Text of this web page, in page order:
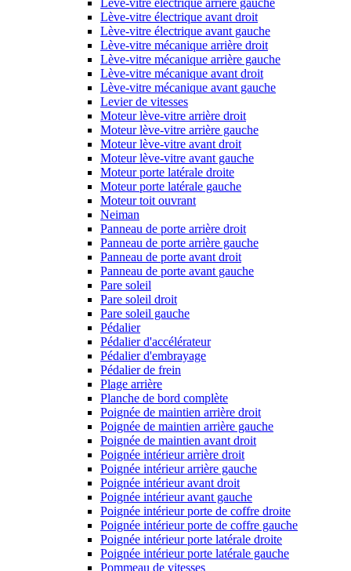
Lève-vitre électrique arrière gauche
Lève-vitre électrique avant droit
Lève-vitre électrique avant gauche
Lève-vitre mécanique arrière droit
Lève-vitre mécanique arrière gauche
Lève-vitre mécanique avant droit
Lève-vitre mécanique avant gauche
Levier de vitesses
Moteur lève-vitre arrière droit
Moteur lève-vitre arrière gauche
Moteur lève-vitre avant droit
Moteur lève-vitre avant gauche
Moteur porte latérale droite
Moteur porte latérale gauche
Moteur toit ouvrant
Neiman
Panneau de porte arrière droit
Panneau de porte arrière gauche
Panneau de porte avant droit
Panneau de porte avant gauche
Pare soleil
Pare soleil droit
Pare soleil gauche
Pédalier
Pédalier d'accélérateur
Pédalier d'embrayage
Pédalier de frein
Plage arrière
Planche de bord complète
Poignée de maintien arrière droit
Poignée de maintien arrière gauche
Poignée de maintien avant droit
Poignée intérieur arrière droit
Poignée intérieur arrière gauche
Poignée intérieur avant droit
Poignée intérieur avant gauche
Poignée intérieur porte de coffre droite
Poignée intérieur porte de coffre gauche
Poignée intérieur porte latérale droite
Poignée intérieur porte latérale gauche
Pommeau de vitesses